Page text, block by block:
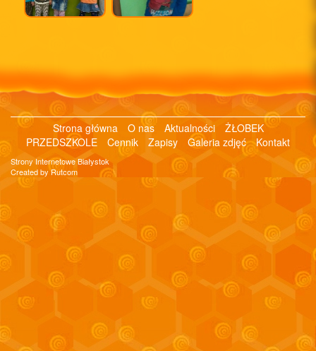
Strona główna O nas Aktualności
ŻŁOBEK
PRZEDSZKOLE
Cennik Zapisy Galeria zdjęć Kontakt
Strony Internetowe Białystok
Created by Rutcom